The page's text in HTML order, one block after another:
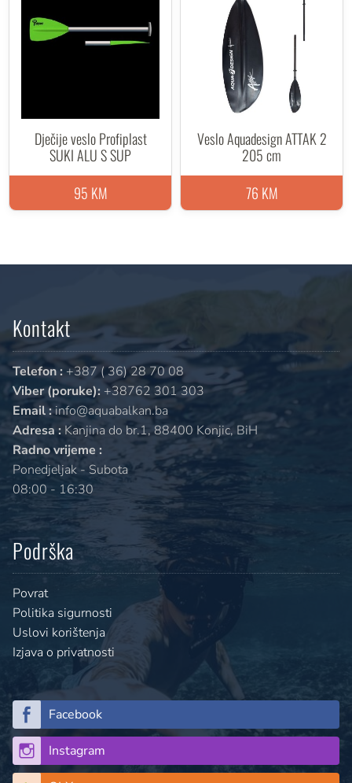
Dječije veslo Profiplast
SUKI ALU S SUP
95 KM
Veslo Aquadesign ATTAK 2
205 cm
76 KM
Kontakt
Telefon : +387 ( 36) 28 70 08
Viber (poruke): +38762 301 303
Email :info@aquabalkan.ba
Adresa : Kanjina do br.1, 88400 Konjic, BiH
Radno vrijeme :
Ponedjeljak - Subota
08:00 - 16:30
Podrška
Povrat
Politika sigurnosti
Uslovi korištenja
Izjava o privatnosti
Facebook
Instagram